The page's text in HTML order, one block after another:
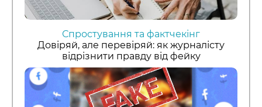
Спростування та фактчекінг
Довіряй, але перевіряй: як журналісту
відрізнити правду від фейку